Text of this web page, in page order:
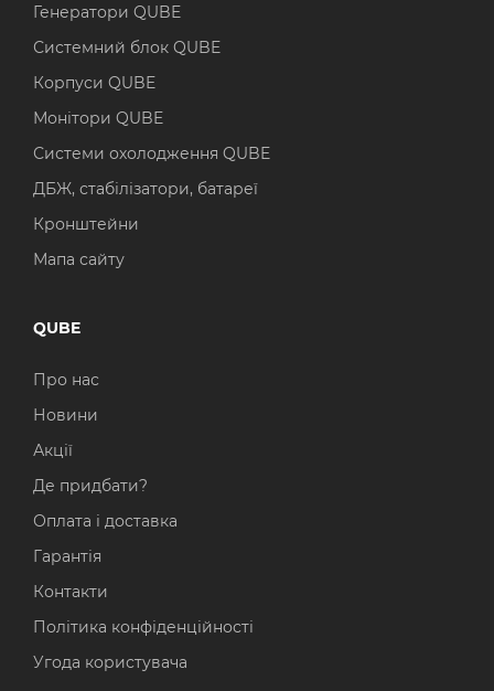
Генератори QUBE
Системний блок QUBE
Корпуси QUBE
Монітори QUBE
Системи охолодження QUBE
ДБЖ, стабілізатори, батареї
Кронштейни
Мапа сайту
QUBE
Про нас
Новини
Акції
Де придбати?
Оплата і доставка
Гарантія
Контакти
Політика конфіденційності
Угода користувача